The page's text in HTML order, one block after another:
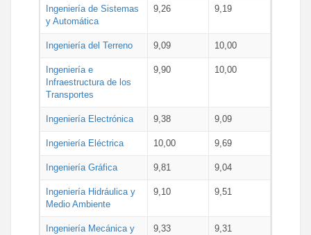
Ingeniería de Sistemas
y Automática
9,26 9,19
Ingeniería del Terreno 9,09 10,00
Ingeniería e
Infraestructura de los
Transportes
9,90 10,00
Ingeniería Electrónica 9,38 9,09
Ingeniería Eléctrica 10,00 9,69
Ingeniería Gráfica 9,81 9,04
Ingeniería Hidráulica y
Medio Ambiente
9,10 9,51
Ingeniería Mecánica y
9,33 9,31